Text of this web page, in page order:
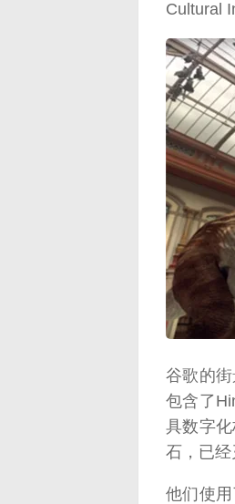
Cultural
谷歌的
包含了
具数字
石，已经
他们使